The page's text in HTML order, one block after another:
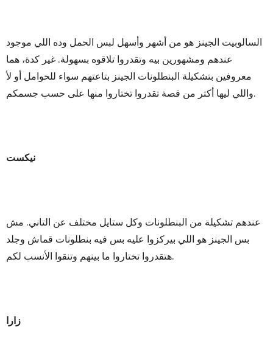
السالوبيت الجينز هو من أشهر وأسهل لبس الحمل وده اللي موجود
عندهم ومشهورين بيه وتقدروا تلاقوه بسهولة. غير كدة، هما
معروفين بتشكيلة البنطلونات الجينز بتاعتهم سواء للحوامل أو لأ
واللي ليها أكتر من قصة تقدروا تختاروا منها على حسب جسمكم.
نيكست
عندهم تشكيلة من البنطلونات وكل ستايل مختلف عن التاني. مش
بس الجينز هو اللي بيركزوا عليه بس فيه بنطلونات قماش وجلد
هتقدروا تختاروا ما بينهم وتنقوا الأنسب لكم.